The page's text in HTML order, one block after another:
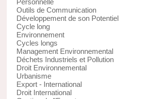
Outils de Communication
Développement de son Potentiel
Cycle long
Environnement
Cycles longs
Management Environnemental
Déchets Industriels et Pollution
Droit Environnemental
Urbanisme
Export - International
Droit International